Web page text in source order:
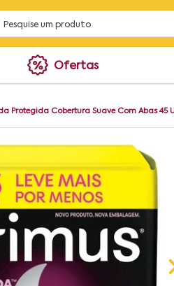
Ofertas
Protegida Cobertura Suave Com Abas 45